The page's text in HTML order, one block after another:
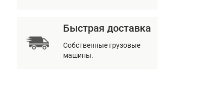
Быстрая доставка
Собственные грузовые
машины.